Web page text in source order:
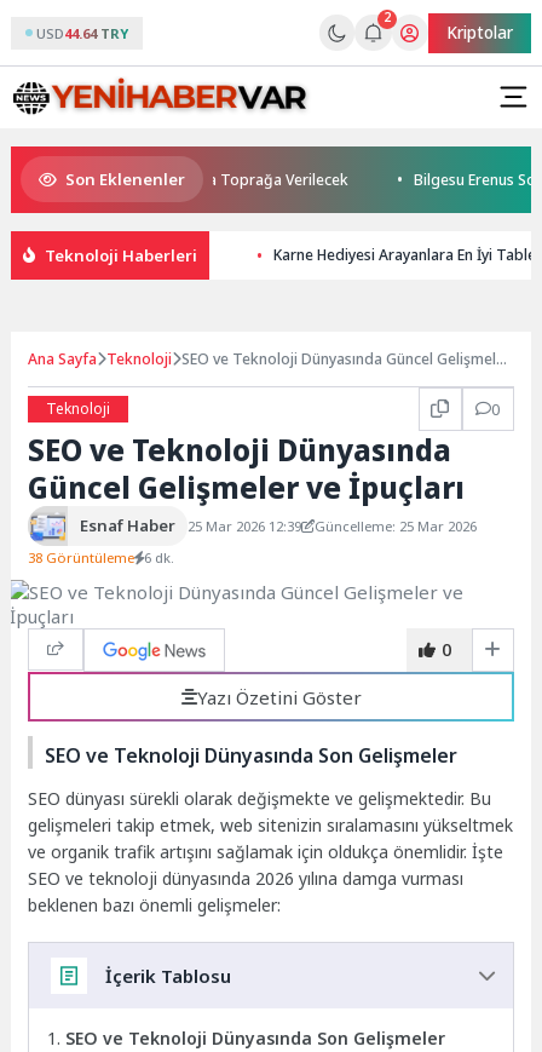
USD44.64 TRY
2
Kriptolar
Son Eklenenler
Kuzey Makedonya’da Toprağa Verilecek Bilgesu Erenus Son
Teknoloji Haberleri Karne Hediyesi Arayanlara En İyi
Ana Sayfa Teknoloji SEO ve Teknoloji Dünyasında Güncel Gelişmeler
Teknoloji
0
SEO ve Teknoloji Dünyasında
Güncel Gelişmeler ve İpuçları
Esnaf Haber 25 Mar 2026 12:39
Güncelleme: 25 Mar 2026
38 Görüntüleme 6 dk.
0
Yazı Özetini Göster
SEO ve Teknoloji Dünyasında Son Gelişmeler
SEO dünyası sürekli olarak değişmekte ve gelişmektedir. Bu
gelişmeleri takip etmek, web sitenizin sıralamasını yükseltmek
ve organik trafik artışını sağlamak için oldukça önemlidir. İşte
SEO ve teknoloji dünyasında 2026 yılına damga vurması
beklenen bazı önemli gelişmeler:
İçerik Tablosu
SEO ve Teknoloji Dünyasında Son Gelişmeler